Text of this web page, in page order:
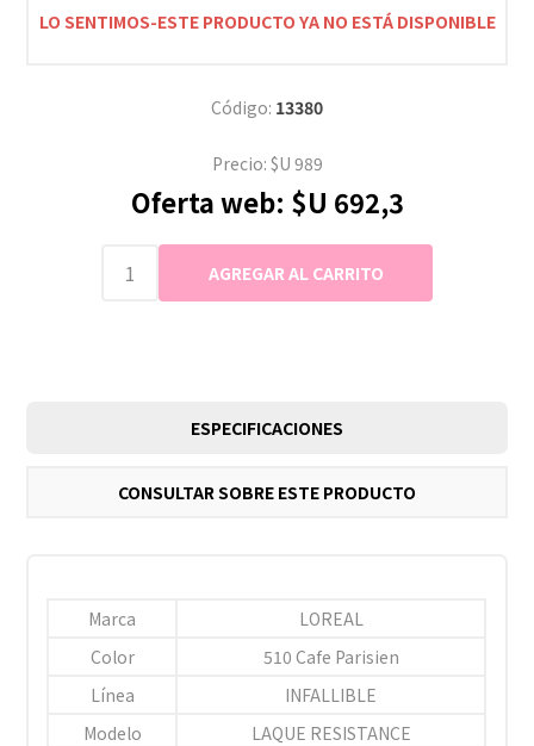
LO SENTIMOS-ESTE PRODUCTO YA NO ESTÁ DISPONIBLE
Código: 13380
Precio: $U 989
Oferta web: $U 692,3
ESPECIFICACIONES
CONSULTAR SOBRE ESTE PRODUCTO
Marca
LOREAL
Color
510 Cafe Parisien
Línea
INFALLIBLE
Modelo
LAQUE RESISTANCE